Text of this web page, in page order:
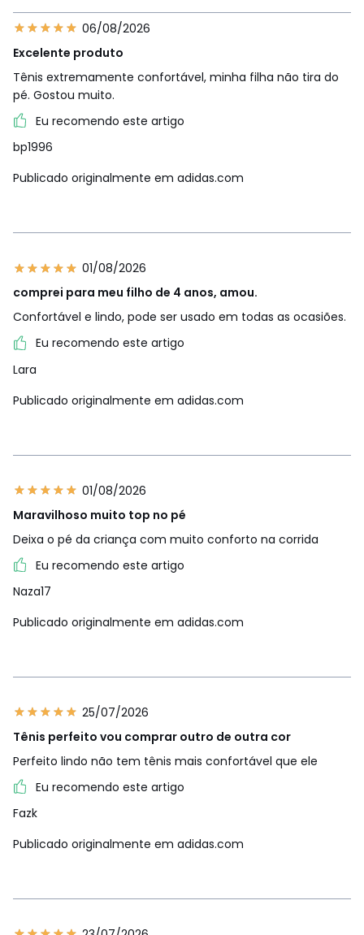
06/08/2026
Excelente produto
Tênis extremamente confortável, minha filha não tira do
pé. Gostou muito.
Eu recomendo este artigo
bp1996
Publicado originalmente em adidas.com
01/08/2026
comprei para meu filho de 4 anos, amou.
Confortável e lindo, pode ser usado em todas as ocasiões.
Eu recomendo este artigo
Lara
Publicado originalmente em adidas.com
01/08/2026
Maravilhoso muito top no pé
Deixa o pé da criança com muito conforto na corrida
Eu recomendo este artigo
Naza17
Publicado originalmente em adidas.com
25/07/2026
Tênis perfeito vou comprar outro de outra cor
Perfeito lindo não tem tênis mais confortável que ele
Eu recomendo este artigo
Fazk
Publicado originalmente em adidas.com